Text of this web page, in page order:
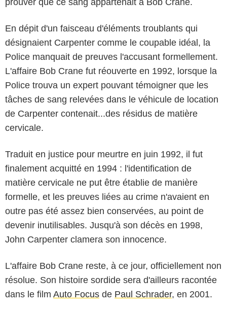
prouver que ce sang appartenait à Bob Crane.
En dépit d'un faisceau d'éléments troublants qui
désignaient Carpenter comme le coupable idéal, la
Police manquait de preuves l'accusant formellement.
L'affaire Bob Crane fut réouverte en 1992, lorsque la
Police trouva un expert pouvant témoigner que les
tâches de sang relevées dans le véhicule de location
de Carpenter contenait...des résidus de matière
cervicale.
Traduit en justice pour meurtre en juin 1992, il fut
finalement acquitté en 1994 : l'identification de
matière cervicale ne put être établie de manière
formelle, et les preuves liées au crime n'avaient en
outre pas été assez bien conservées, au point de
devenir inutilisables. Jusqu'à son décès en 1998,
John Carpenter clamera son innocence.
L'affaire Bob Crane reste, à ce jour, officiellement non
résolue. Son histoire sordide sera d'ailleurs racontée
dans le film Auto Focus de Paul Schrader, en 2001.